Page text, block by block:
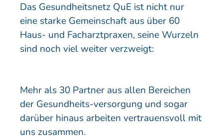
Das Gesundheitsnetz QuE ist nicht nur
eine starke Gemeinschaft aus über 60
Haus- und Facharztpraxen, seine Wurzeln
sind noch viel weiter verzweigt:
Mehr als 30 Partner aus allen Bereichen
der Gesundheits-versorgung und sogar
darüber hinaus arbeiten vertrauensvoll mit
uns zusammen.